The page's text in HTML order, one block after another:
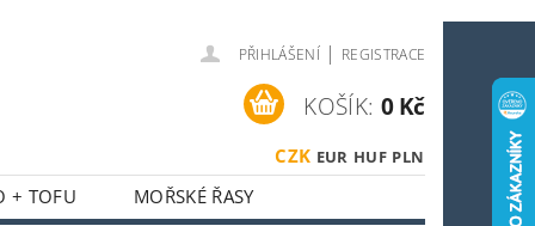
PŘIHLÁŠENÍ | REGISTRACE
CZK EUR HUF PLN
KOŠÍK: 0 Kč
+ TOFU
MOŘSKÉ ŘASY